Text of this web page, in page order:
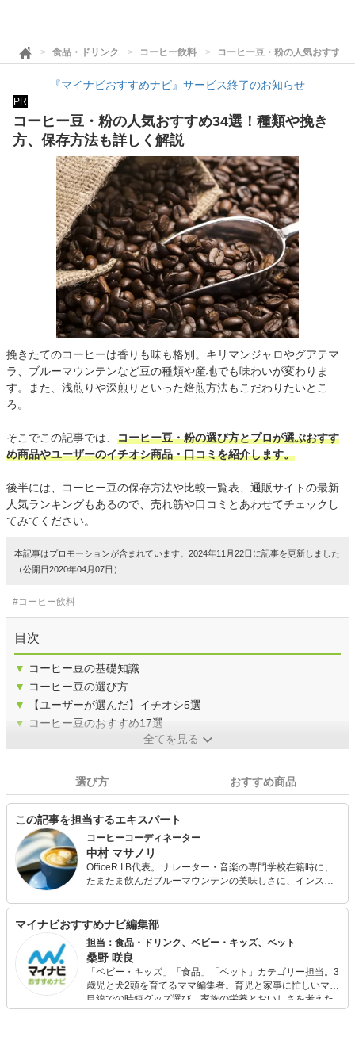
食品・ドリンク コーヒー飲料 コーヒー豆・粉の人気おすす
『マイナビおすすめナビ』サービス終了のお知らせ
PR
コーヒー豆・粉の人気おすすめ34選！種類や挽き
方、保存方法も詳しく解説
挽きたてのコーヒーは香りも味も格別。キリマンジャロやグアテマ
ラ、ブルーマウンテンなど豆の種類や産地でも味わいが変わりま
す。また、浅煎りや深煎りといった焙煎方法もこだわりたいとこ
ろ。
そこでこの記事では、 コーヒー豆・粉の選び方とプロが選ぶおすす
め商品やユーザーのイチオシ商品・口コミを紹介します。
後半には、コーヒー豆の保存方法や比較一覧表、通販サイトの最新
人気ランキングもあるので、売れ筋や口コミとあわせてチェックし
てみてください。
本記事はプロモーションが含まれています。2024年11月22日に記事を更新しました
（公開日2020年04月07日）
#コーヒー飲料
目次
▼ コーヒー豆の基礎知識
▼ コーヒー豆の選び方
▼
【ユーザーが選んだ】イチオシ5選
▼ コーヒー豆のおすすめ17選
全てを見る
選び方 おすすめ商品
この記事を担当するエキスパート
コーヒーコーディネーター
中村 マサノリ
OfficeR.I.B代表。 ナレーター・音楽の専門学校在籍時に、
たまたま飲んだブルーマウンテンの美味しさに、インスタ
もっと世の中を知りたいという好奇心から、決まっていた
内定を辞退。 その後、独学でどうしても学びたかったコー
ヒーの勉強を続け、2012年にその年の最優秀成績を収め
て、コーヒーコーディネーターの資格を取得。 現在は、モ
ーニング激戦区の東海圏に拠点を移し、安くて美味しいコ
ーヒーを求めて渡り歩いている。
マイナビおすすめナビ編集部
担当：食品・ドリンク、ベビー・キッズ、ペット
桑野 咲良
「ベビー・キッズ」「食品」「ペット」カテゴリー担当。3
歳児と犬2頭を育てるママ編集者。育児と家事に忙しいママ
目線での時短グッズ選び、家族の栄養とおいしさを考えた
食品選び、束の間のリラックスタイムを楽しむためのスイ